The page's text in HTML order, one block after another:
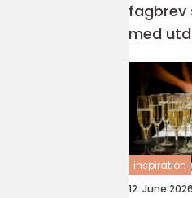
fagbrev slik lykkes du
med
inspiration
12. June 2026